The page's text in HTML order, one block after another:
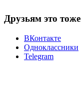
Друзьям это
ВКонтакте
Одноклассники
Telegram